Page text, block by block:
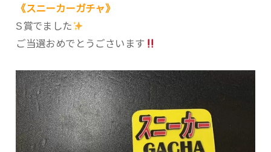
《スニーカーガチャ》
S賞でました
ご当選おめでとうごさいます